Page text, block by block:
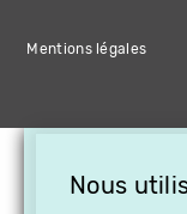
Mentions légales
Nous